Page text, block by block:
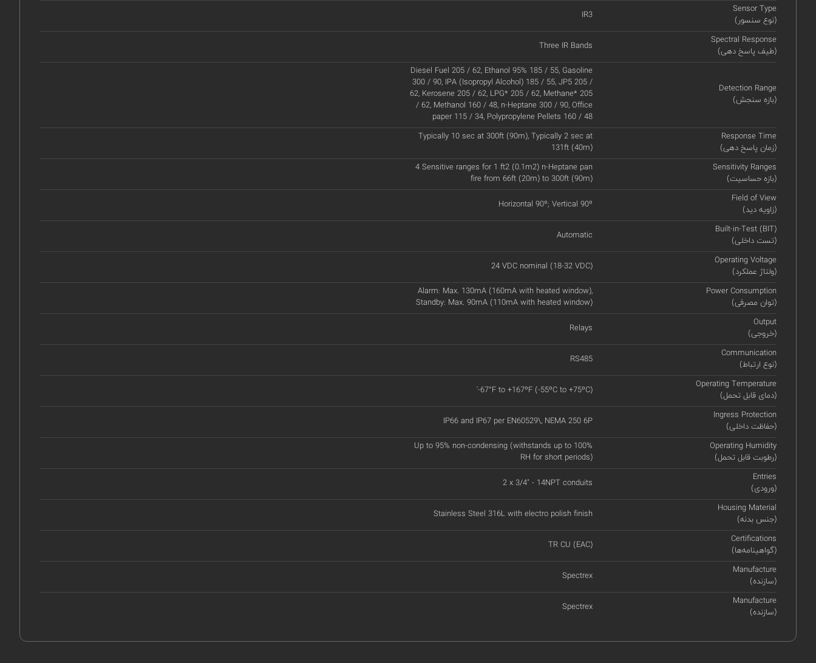
Sensor Type
(نوع سنسور)
IR3
Spectral Response
(طیف پاسخ دهی)
Three IR Bands
Detection Range
(بازه سنجش)
Diesel Fuel 205 / 62, Ethanol 95% 185 / 55, Gasoline
300 / 90, IPA (Isopropyl Alcohol) 185 / 55, JP5 205 /
62, Kerosene 205 / 62, LPG* 205 / 62, Methane* 205
/ 62, Methanol 160 / 48, n-Heptane 300 / 90, Office
paper 115 / 34, Polypropylene Pellets 160 / 48
Response Time
(زمان پاسخ دهی)
Typically 10 sec at 300ft (90m), Typically 2 sec at
131ft (40m)
Sensitivity Ranges
(بازه حساسیت)
4 Sensitive ranges for 1 ft2 (0.1m2) n-Heptane pan
fire from 66ft (20m) to 300ft (90m)
Field of View
(زاویه دید)
Horizontal 90º; Vertical 90º
Built-in-Test (BIT)
(تست داخلی)
Automatic
Operating Voltage
(ولتاژ عملکرد)
24 VDC nominal (18-32 VDC)
Power Consumption
(توان مصرفی)
Alarm: Max. 130mA (160mA with heated window),
Standby: Max. 90mA (110mA with heated window)
Output
(خروجی)
Relays
Communication
(نوع ارتباط)
RS485
Operating Temperature
(دمای قابل تحمل)
'-67°F to +167ºF (-55ºC to +75ºC)
Ingress Protection
(حفاظت داخلی)
IP66 and IP67 per EN60529\, NEMA 250 6P
Operating Humidity
(رطوبت قابل تحمل)
Up to 95% non-condensing (withstands up to 100%
RH for short periods)
Entries
(ورودی)
2 x 3/4" - 14NPT conduits
Housing Material
(جنس بدنه)
Stainless Steel 316L with electro polish finish
Certifications
(گواهینامه‌ها)
TR CU (EAC)
Manufacture
(سازنده)
Spectrex
Manufacture
(سازنده)
Spectrex